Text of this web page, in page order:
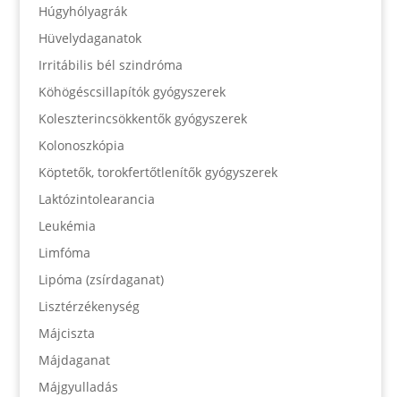
Húgyhólyagrák
Hüvelydaganatok
Irritábilis bél szindróma
Köhögéscsillapítók gyógyszerek
Koleszterincsökkentők gyógyszerek
Kolonoszkópia
Köptetők, torokfertőtlenítők gyógyszerek
Laktózintolearancia
Leukémia
Limfóma
Lipóma (zsírdaganat)
Lisztérzékenység
Májciszta
Májdaganat
Májgyulladás